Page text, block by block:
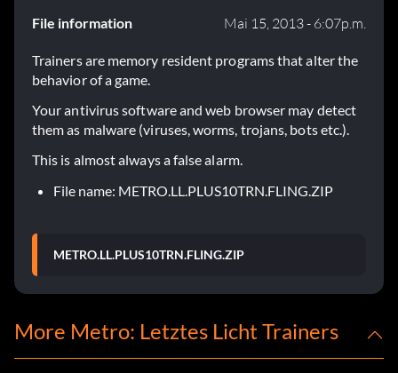
File information Mai 15, 2013 - 6:07p.m.
Trainers are memory resident programs that alter the
behavior of a game.
Your antivirus software and web browser may detect
them as malware (viruses, worms, trojans, bots etc.).
This is almost always a false alarm.
File name: METRO.LL.PLUS10TRN.FLING.ZIP
METRO.LL.PLUS10TRN.FLING.ZIP
More Metro: Letztes Licht Trainers